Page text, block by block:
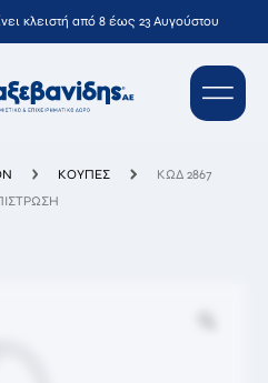
κλειστή από 8 έως 23 Αυγούστου
ΚΟΥΠΕΣ
ΚΩΔ 2867
GLITTER ΜΕ